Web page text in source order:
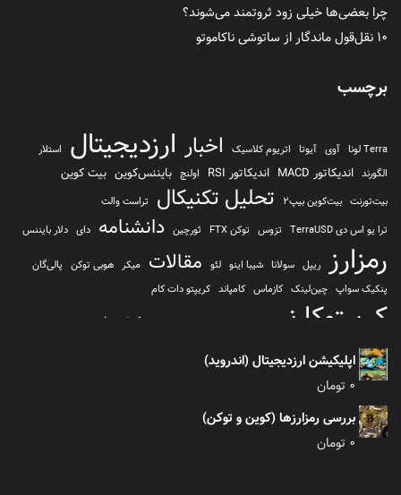
چرا بعضی‌ها خیلی زود ثروتمند می‌شوند؟
۱۰ نقل‌قول ماندگار از ساتوشی ناکاموتو
برچسب
Terra لونا آوی آیوتا اتریوم کلاسیک اخبار ارزدیجیتال
استلار
الگورند اندیکاتور MACD اندیکاتور RSI اولنچ بایننس‌کوین بیت کوین
بیت‌تورنت بیت‌کوین بیپ2 تحلیل تکنیکال
تراست والت
ترا یو اس دی TerraUSD
تزوس توکن FTX ثورچین دانشنامه دای دلار بایننس
رمزارز ریپل سولانا شیبا اینو لئو مقالات میکر هوبی توکن پالی‌گان
پنکیک سواپ چین‌لینک کازماس کامپاند کریپتو دات کام
کریپتوکارنسی کیف پول
کیف پول تراست والت
اپلیکیشن ارزدیجیتال (اندروید)
0 تومان
بررسی رمزارزها (کوین و توکن)
0 تومان